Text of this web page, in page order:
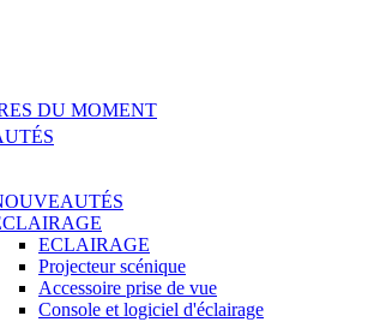
DU MOMENT
ECLAIRAGE
Projecteur scénique
Accessoire prise de vue
Console et logiciel d'éclairage